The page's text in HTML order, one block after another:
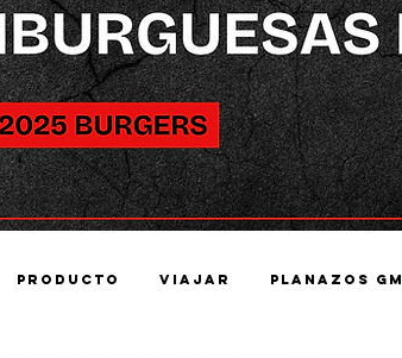
Producto Viajar Planazos GM